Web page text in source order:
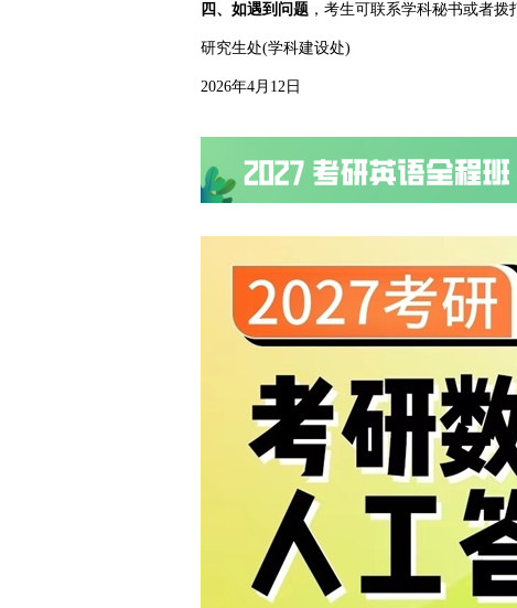
四、如遇到问题 ，考生可联系学科秘书或者拨
研究生处(学科建设处)
2026年4月12日